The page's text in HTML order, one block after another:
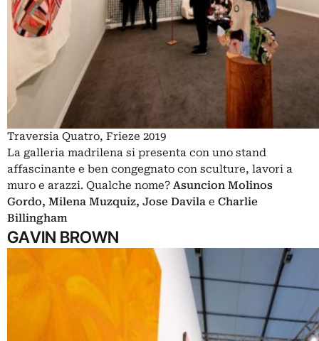
Traversia Quatro, Frieze 2019
La galleria madrilena si presenta con uno stand
affascinante e ben congegnato con sculture, lavori a
muro e arazzi. Qualche nome? Asuncion Molinos
Gordo, Milena Muzquiz, Jose Davila e Charlie
Billingham
GAVIN BROWN